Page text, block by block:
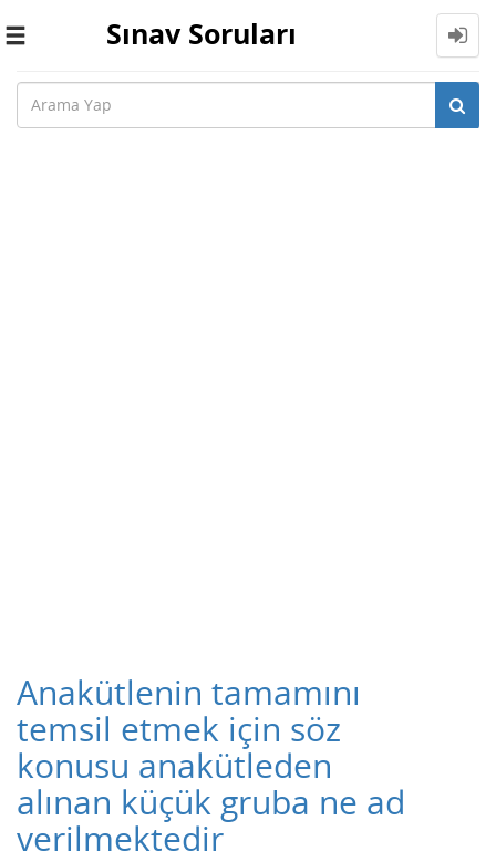
Toggle
Sınav Soruları
Anakütlenin tamamını
temsil etmek için söz
konusu anakütleden
alınan küçük gruba ne ad
verilmektedir